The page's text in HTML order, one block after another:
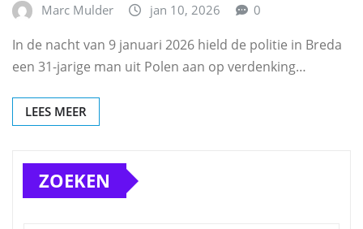
Marc Mulder jan 10, 2026 0
In de nacht van 9 januari 2026 hield de politie in Breda
een 31-jarige man uit Polen aan op verdenking…
LEES MEER
ZOEKEN